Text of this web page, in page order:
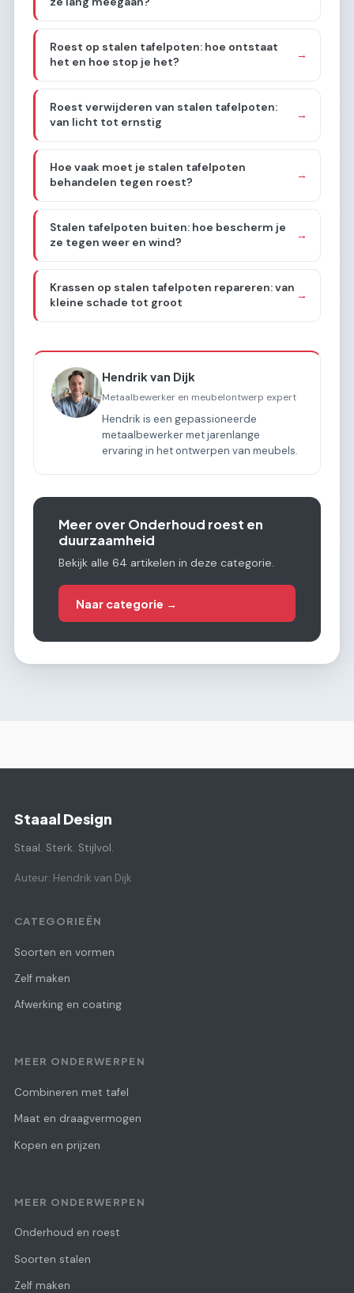
Roest op stalen tafelpoten: hoe ontstaat
het en hoe stop je het?
→
Roest verwijderen van stalen tafelpoten:
van licht tot ernstig
→
Hoe vaak moet je stalen tafelpoten
behandelen tegen roest?
→
Stalen tafelpoten buiten: hoe bescherm je
ze tegen weer en wind?
→
Krassen op stalen tafelpoten repareren: van
kleine schade tot groot
→
Hendrik van Dijk
Metaalbewerker en meubelontwerp expert
Hendrik is een gepassioneerde
metaalbewerker met jarenlange
ervaring in het ontwerpen van meubels.
Meer over Onderhoud roest en
duurzaamheid
Bekijk alle 64 artikelen in deze categorie.
Naar categorie →
Staaal Design
Staal. Sterk. Stijlvol.
Auteur: Hendrik van Dijk
CATEGORIEËN
Soorten en vormen
Zelf maken
Afwerking en coating
MEER ONDERWERPEN
Combineren met tafel
Maat en draagvermogen
Kopen en prijzen
MEER ONDERWERPEN
Onderhoud en roest
Soorten stalen
Zelf maken